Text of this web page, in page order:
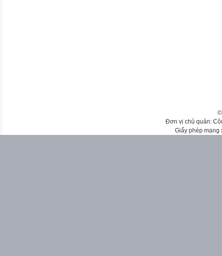
Đơn vị chủ quản:
Giấy phép mạng